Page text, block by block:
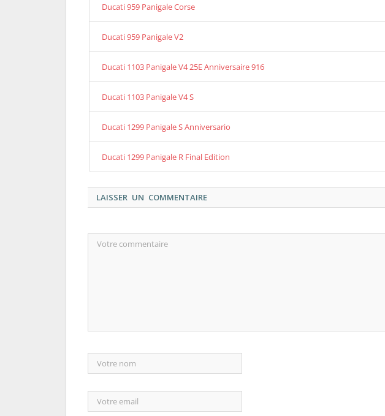
Ducati 959 Panigale Corse
Ducati 959 Panigale V2
Ducati 1103 Panigale V4 25E Anniversaire 916
Ducati 1103 Panigale V4 S
Ducati 1299 Panigale S Anniversario
Ducati 1299 Panigale R Final Edition
LAISSER UN COMMENTAIRE